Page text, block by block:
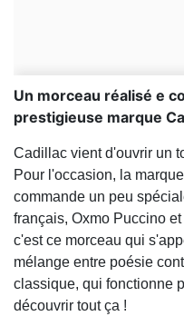
Un morceau réalisé e
prestigieuse marque
Cadillac vient d'ouvrir un
Pour l'occasion, la
commande un peu
français, Oxmo Puccino
c'est ce morceau qui
mélange entre poésie
classique, qui fonctionne
découvrir tout ça !